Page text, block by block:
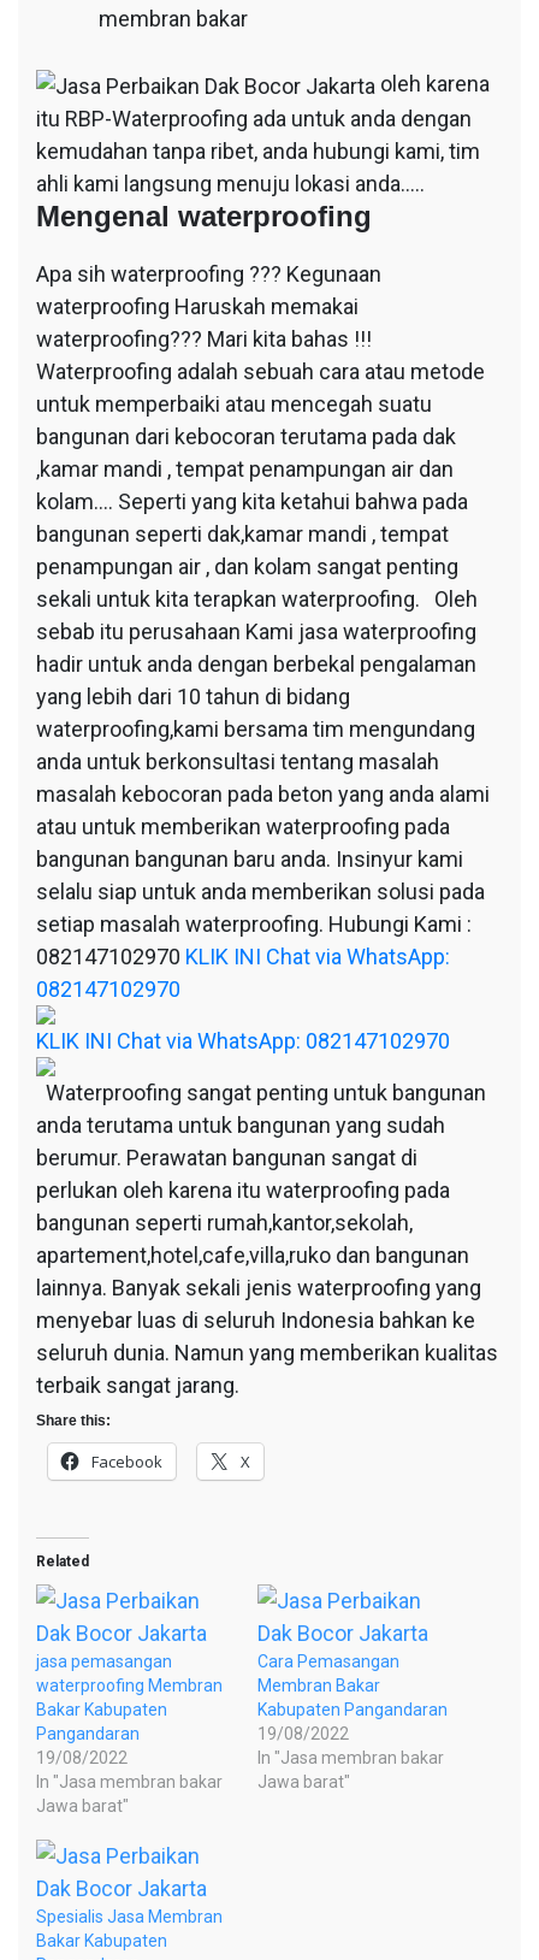
membran bakar
oleh karena
itu RBP-Waterproofing ada untuk anda dengan
kemudahan tanpa ribet, anda hubungi kami, tim
ahli kami langsung menuju lokasi anda…..
Mengenal waterproofing
Apa sih waterproofing ??? Kegunaan
waterproofing Haruskah memakai
waterproofing??? Mari kita bahas !!!
Waterproofing adalah sebuah cara atau metode
untuk memperbaiki atau mencegah suatu
bangunan dari kebocoran terutama pada dak
,kamar mandi , tempat penampungan air dan
kolam…. Seperti yang kita ketahui bahwa pada
bangunan seperti dak,kamar mandi , tempat
penampungan air , dan kolam sangat penting
sekali untuk kita terapkan waterproofing. Oleh
sebab itu perusahaan Kami jasa waterproofing
hadir untuk anda dengan berbekal pengalaman
yang lebih dari 10 tahun di bidang
waterproofing,kami bersama tim mengundang
anda untuk berkonsultasi tentang masalah
masalah kebocoran pada beton yang anda alami
atau untuk memberikan waterproofing pada
bangunan bangunan baru anda. Insinyur kami
selalu siap untuk anda memberikan solusi pada
setiap masalah waterproofing. Hubungi Kami :
082147102970 KLIK INI Chat via WhatsApp:
082147102970
KLIK INI Chat via WhatsApp: 082147102970
Waterproofing sangat penting untuk bangunan
anda terutama untuk bangunan yang sudah
berumur. Perawatan bangunan sangat di
perlukan oleh karena itu waterproofing pada
bangunan seperti rumah,kantor,sekolah,
apartement,hotel,cafe,villa,ruko dan bangunan
lainnya. Banyak sekali jenis waterproofing yang
menyebar luas di seluruh Indonesia bahkan ke
seluruh dunia. Namun yang memberikan kualitas
terbaik sangat jarang.
Share this:
Facebook X
Related
jasa pemasangan
waterproofing Membran
Bakar Kabupaten
Pangandaran
19/08/2022
In "Jasa membran bakar
Jawa barat"
Cara Pemasangan
Membran Bakar
Kabupaten Pangandaran
19/08/2022
In "Jasa membran bakar
Jawa barat"
Spesialis Jasa Membran
Bakar Kabupaten